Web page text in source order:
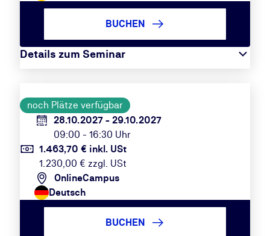
Details zum Seminar
BUCHEN
noch Plätze verfügbar
28.10.2027 - 29.10.2027
09:00 - 16:30 Uhr
1.463,70 € inkl. USt
1.230,00 € zzgl. USt
OnlineCampus
Deutsch
BUCHEN